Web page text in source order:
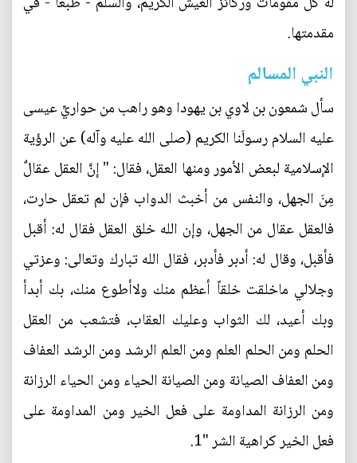
مقدمتها.
النبي المسالم
سأل شمعون بن لاوي بن يهودا وهو راهب من حواريِّ عيسى
عليه السلام رسولَنا الكريم (صلى الله عليه وآله) عن الرؤية
الإسلامية لبعض الأمور ومنها العقل، فقال: " إنَّ العقل عقالٌ
مِنَ الجهل، والنفس من أخبث الدواب فإن لم تعقل حارت،
فالعقل عقال من الجهل، وإن الله خلق العقل فقال له: أقبل
فأقبل، وقال له: أدبر فأدبر، فقال الله تبارك وتعالى: وعزتي
وجلالي ماخلقت خلقاً أعظم منك ولاأطوع منك، بك أبدأ
وبك أعيد، لك الثواب وعليك العقاب، فتشعب من العقل
الحلم ومن الحلم العلم ومن العلم الرشد ومن الرشد العفاف
ومن العفاف الصيانة ومن الصيانة الحياء ومن الحياء الرزانة
ومن الرزانة المداومة على فعل الخير ومن المداومة على
فعل الخير كراهية الشر "1.